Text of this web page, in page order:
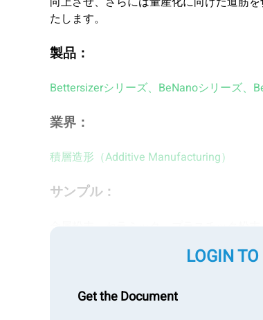
たします。
製品：
Bettersizerシリーズ、 BeNanoシリーズ、
業界：
積層造形（Additive Manufacturing）
サンプル：
粒子径、粒子形状、ゼータ電位
LOGIN
Get the Document